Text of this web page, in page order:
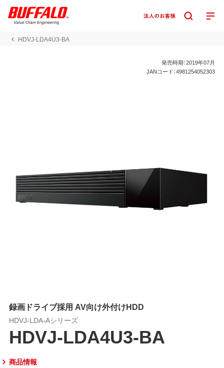
HDVJ-LDA4U3-BA
発売時期：2019年07月
JANコード：4981254052303
録画ドライブ採用 AV向け外付けHDD
HDVJ-LDA-Aシリーズ
HDVJ-LDA4U3-BA
商品情報